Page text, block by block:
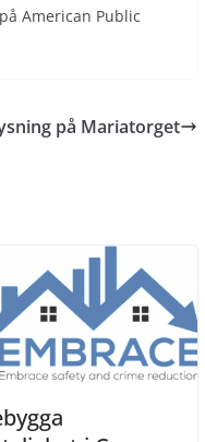
American Public
på Mariatorget